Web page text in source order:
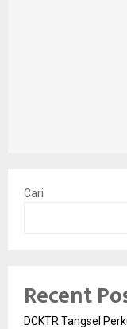
Cari
Recent
DCKTR Tangsel